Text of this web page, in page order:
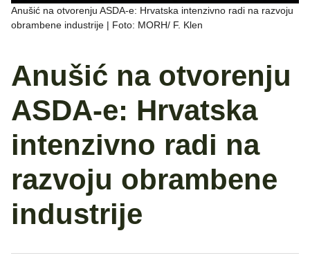
Anušić na otvorenju ASDA-e: Hrvatska intenzivno radi na razvoju
obrambene industrije | Foto: MORH/ F. Klen
Anušić na otvorenju
ASDA-e: Hrvatska
intenzivno radi na
razvoju obrambene
industrije